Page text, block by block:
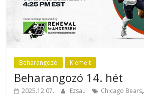
Beharangozó Kiemelt
Beharangozó 14. hét
2025.12.07. Ezsau Chicago Bears,